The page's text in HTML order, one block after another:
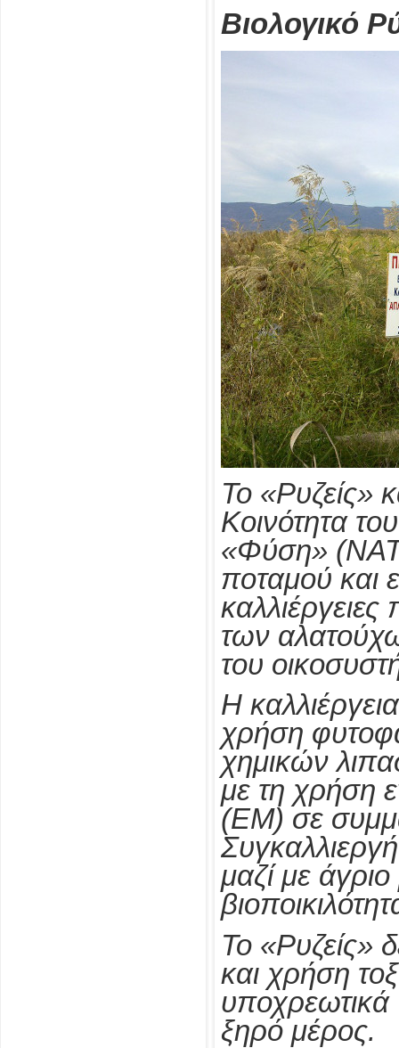
Βιολογικό
Το «Ρυζείς»
Κοινότητα
«Φύση»
ποταμού και
των
του
Η
χρήση
χημικών
με τη χρήση
(ΕΜ) σε
μαζί με
Το «Ρυζείς»
και χρήση
υποχρεωτικά
ξηρό μέρος.